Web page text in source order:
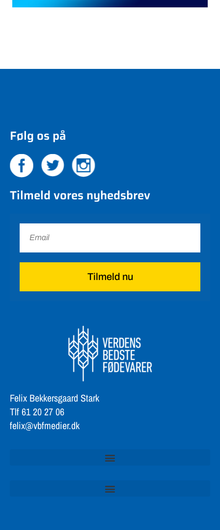
Følg os på
Tilmeld vores nyhedsbrev
Tilmeld nu
Felix Bekkersgaard Stark
Tlf 61 20 27 06
felix@vbfmedier.dk